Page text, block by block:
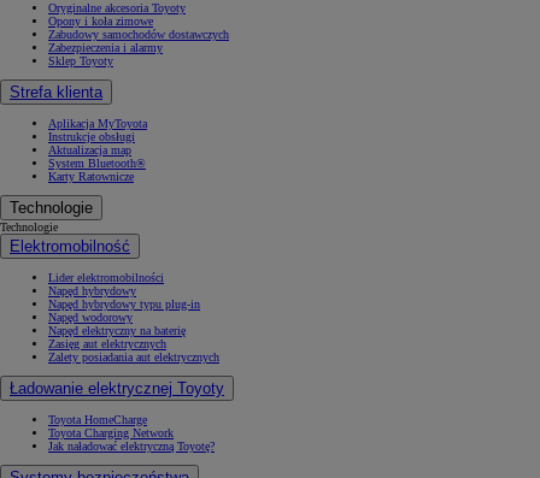
Oryginalne akcesoria Toyoty
Opony i koła zimowe
Zabudowy samochodów dostawczych
Zabezpieczenia i alarmy
Sklep Toyoty
Strefa klienta
Aplikacja MyToyota
Instrukcje obsługi
Aktualizacja map
System Bluetooth®
Karty Ratownicze
Technologie
Technologie
Elektromobilność
Lider elektromobilności
Napęd hybrydowy
Napęd hybrydowy typu plug-in
Napęd wodorowy
Napęd elektryczny na baterię
Zasięg aut elektrycznych
Zalety posiadania aut elektrycznych
Ładowanie elektrycznej Toyoty
Toyota HomeCharge
Toyota Charging Network
Jak naładować elektryczną Toyotę?